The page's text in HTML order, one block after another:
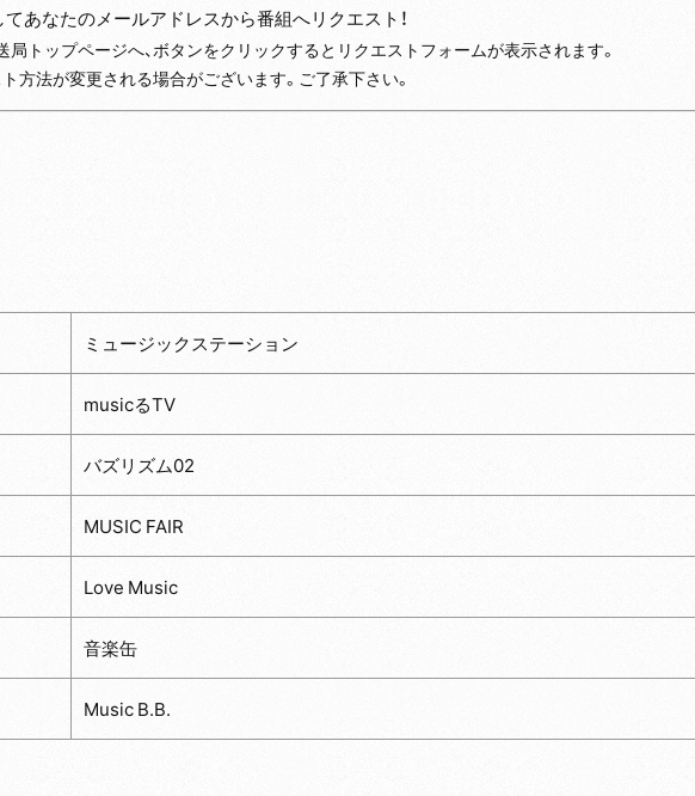
なたのメールアドレスから番組へリクエスト！
トップページへ、ボタンをクリックするとリクエストフォームが表示されます。
方法が変更される場合がございます。ご了承下さい。
ミュージックステーション
musicるTV
バズリズム02
MUSIC FAIR
Love Music
音楽缶
Music B.B.